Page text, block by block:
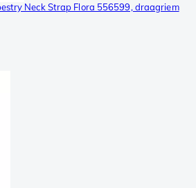
Neck Strap Flora 556599, draagriem